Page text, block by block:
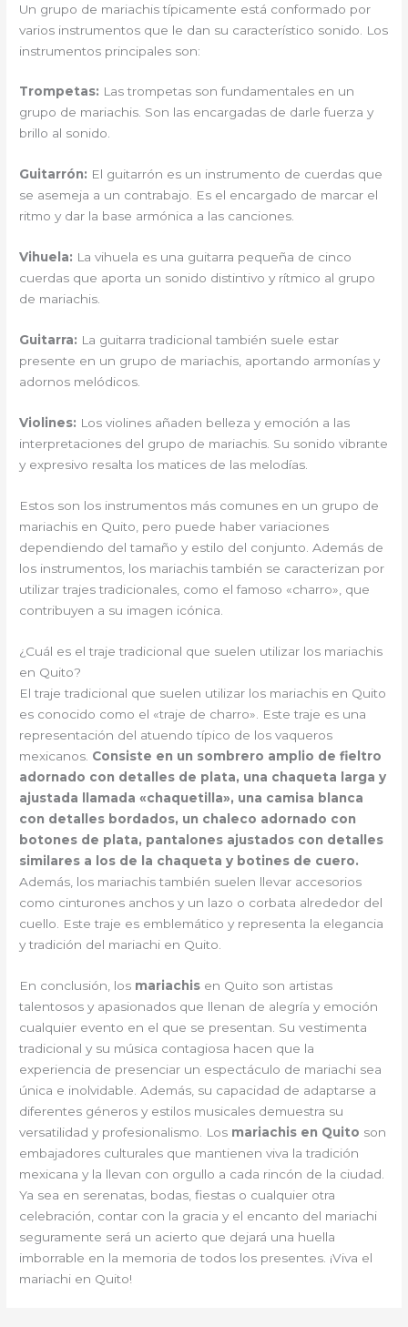
Un grupo de mariachis típicamente está conformado por
varios instrumentos que le dan su característico sonido. Los
instrumentos principales son:
Trompetas: Las trompetas son fundamentales en un
grupo de mariachis. Son las encargadas de darle fuerza y
brillo al sonido.
Guitarrón: El guitarrón es un instrumento de cuerdas que
se asemeja a un contrabajo. Es el encargado de marcar el
ritmo y dar la base armónica a las canciones.
Vihuela: La vihuela es una guitarra pequeña de cinco
cuerdas que aporta un sonido distintivo y rítmico al grupo
de mariachis.
Guitarra: La guitarra tradicional también suele estar
presente en un grupo de mariachis, aportando armonías y
adornos melódicos.
Violines: Los violines añaden belleza y emoción a las
interpretaciones del grupo de mariachis. Su sonido vibrante
y expresivo resalta los matices de las melodías.
Estos son los instrumentos más comunes en un grupo de
mariachis en Quito, pero puede haber variaciones
dependiendo del tamaño y estilo del conjunto. Además de
los instrumentos, los mariachis también se caracterizan por
utilizar trajes tradicionales, como el famoso «charro», que
contribuyen a su imagen icónica.
¿Cuál es el traje tradicional que suelen utilizar los mariachis
en Quito?
El traje tradicional que suelen utilizar los mariachis en Quito
es conocido como el «traje de charro». Este traje es una
representación del atuendo típico de los vaqueros
mexicanos. Consiste en un sombrero amplio de fieltro
adornado con detalles de plata, una chaqueta larga y
ajustada llamada «chaquetilla», una camisa blanca
con detalles bordados, un chaleco adornado con
botones de plata, pantalones ajustados con detalles
similares a los de la chaqueta y botines de cuero.
Además, los mariachis también suelen llevar accesorios
como cinturones anchos y un lazo o corbata alrededor del
cuello. Este traje es emblemático y representa la elegancia
y tradición del mariachi en Quito.
En conclusión, los mariachis en Quito son artistas
talentosos y apasionados que llenan de alegría y emoción
cualquier evento en el que se presentan. Su vestimenta
tradicional y su música contagiosa hacen que la
experiencia de presenciar un espectáculo de mariachi sea
única e inolvidable. Además, su capacidad de adaptarse a
diferentes géneros y estilos musicales demuestra su
versatilidad y profesionalismo. Los mariachis en Quito son
embajadores culturales que mantienen viva la tradición
mexicana y la llevan con orgullo a cada rincón de la ciudad.
Ya sea en serenatas, bodas, fiestas o cualquier otra
celebración, contar con la gracia y el encanto del mariachi
seguramente será un acierto que dejará una huella
imborrable en la memoria de todos los presentes. ¡Viva el
mariachi en Quito!